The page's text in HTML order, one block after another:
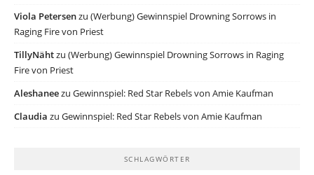
Viola Petersenzu (Werbung) Gewinnspiel Drowning Sorrows in
Raging Fire von Priest
TillyNähtzu (Werbung) Gewinnspiel Drowning Sorrows in Raging
Fire von Priest
Aleshaneezu Gewinnspiel: Red Star Rebels von Amie Kaufman
Claudia zu Gewinnspiel: Red Star Rebels von Amie Kaufman
SCHLAGWÖRTER